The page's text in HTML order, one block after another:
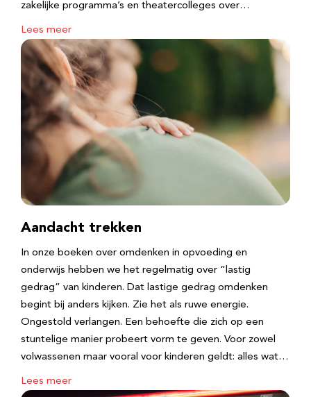
zakelijke programma’s en theatercolleges over…
Lees meer
Aandacht trekken
In onze boeken over omdenken in opvoeding en
onderwijs hebben we het regelmatig over “lastig
gedrag” van kinderen. Dat lastige gedrag omdenken
begint bij anders kijken. Zie het als ruwe energie.
Ongestold verlangen. Een behoefte die zich op een
stuntelige manier probeert vorm te geven. Voor zowel
volwassenen maar vooral voor kinderen geldt: alles wat…
Lees meer